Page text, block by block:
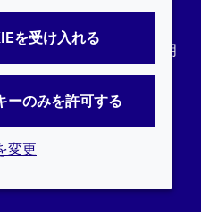
セシビリティに関する声明
を受け入れる
ーのみを許可する
変更